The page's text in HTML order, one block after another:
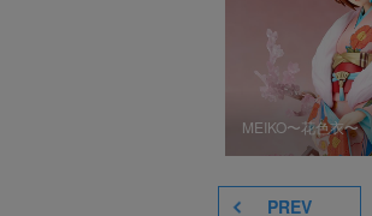
MEIKO〜花色衣〜
PREV